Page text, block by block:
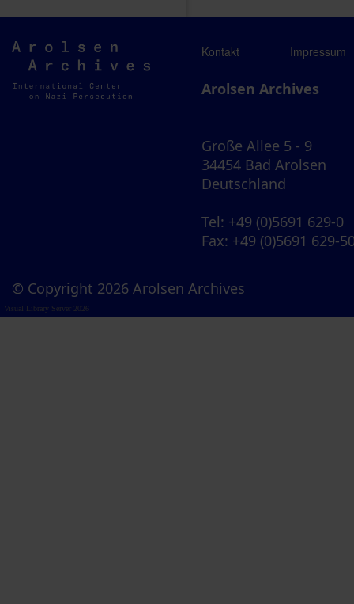
Arolsen
Archives
Kontakt Impressum
Arolsen Archives
Große Allee 5 - 9
34454 Bad Arolsen
Deutschland
Tel: +49 (0)5691 629-0
Fax: +49 (0)5691 629-
© Copyright 2026 Arolsen Archives
Visual Library Server 2026